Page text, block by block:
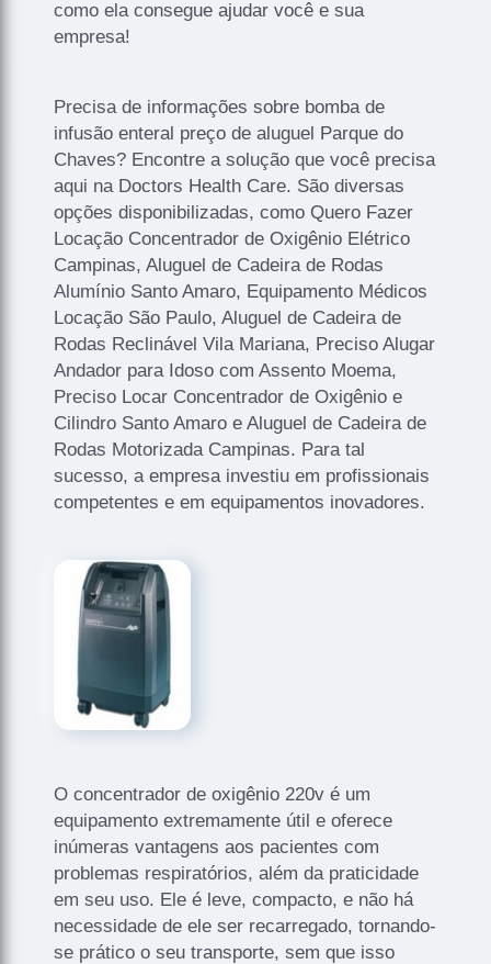
como ela consegue ajudar você e sua
empresa!
Precisa de informações sobre bomba de
infusão enteral preço de aluguel Parque do
Chaves? Encontre a solução que você precisa
aqui na Doctors Health Care. São diversas
opções disponibilizadas, como Quero Fazer
Locação Concentrador de Oxigênio Elétrico
Campinas, Aluguel de Cadeira de Rodas
Alumínio Santo Amaro, Equipamento Médicos
Locação São Paulo, Aluguel de Cadeira de
Rodas Reclinável Vila Mariana, Preciso Alugar
Andador para Idoso com Assento Moema,
Preciso Locar Concentrador de Oxigênio e
Cilindro Santo Amaro e Aluguel de Cadeira de
Rodas Motorizada Campinas. Para tal
sucesso, a empresa investiu em profissionais
competentes e em equipamentos inovadores.
O concentrador de oxigênio 220v é um
equipamento extremamente útil e oferece
inúmeras vantagens aos pacientes com
problemas respiratórios, além da praticidade
em seu uso. Ele é leve, compacto, e não há
necessidade de ele ser recarregado, tornando-
se prático o seu transporte, sem que isso